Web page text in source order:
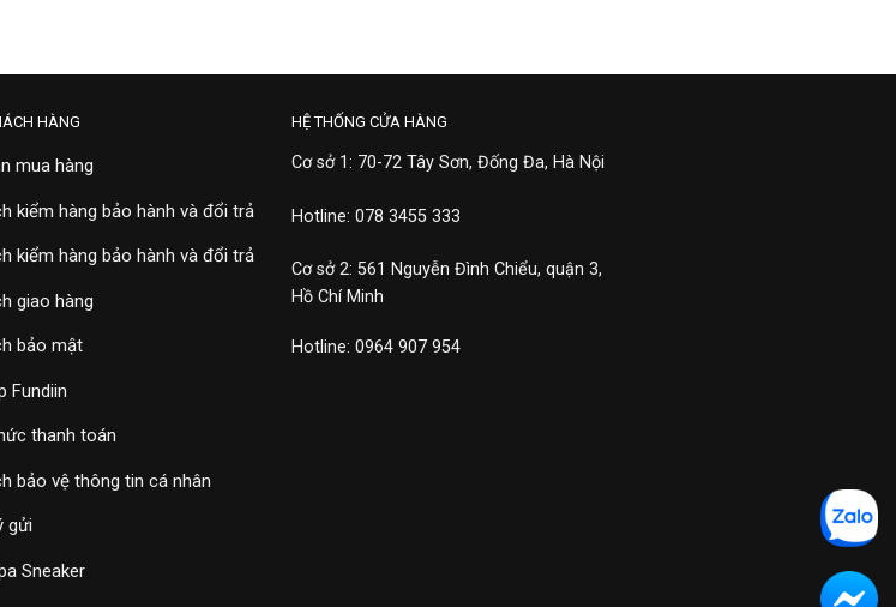
HÀNG
mua hàng
kiểm hàng bảo hành và đổi trả
kiểm hàng bảo hành và đổi trả
giao hàng
bảo mật
Fundiin
thanh toán
bảo vệ thông tin cá nhân
gửi
Sneaker
HỆ THỐNG CỬA HÀNG
Cơ sở 1: 70-72 Tây Sơn, Đống Đa, Hà Nội
Hotline: 078 3455 333
Cơ sở 2: 561 Nguyễn Đình Chiểu, quận 3,
Hồ Chí Minh
Hotline: 0964 907 954